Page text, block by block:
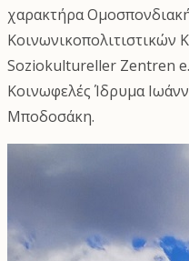
χαρακτήρα
Soziokultureller Zentren
Κοινωφελές Ίδρυμα
Μποδοσάκη.